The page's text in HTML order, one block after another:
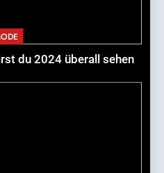
du 2024 überall sehen